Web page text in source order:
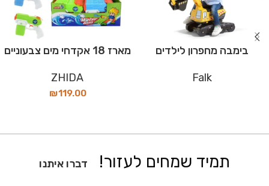
בימבה מחפרון לילדים
Falk
מארז 18 אקדחי מים צבעוניים
ZHIDA
₪119.00
תמיד שמחים לעזור! דברו איתנו